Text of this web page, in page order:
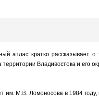
атлас кратко рассказывает
Владивостока и его
им. М.В. Ломоносова в 1984